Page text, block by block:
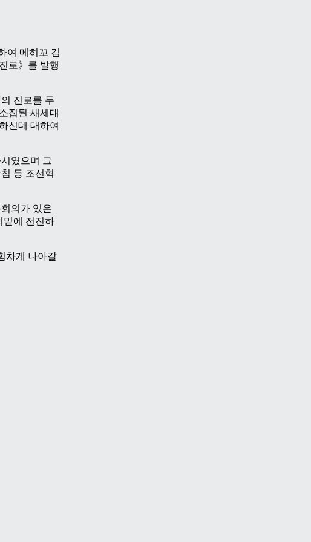
여 메히꼬 김
로》를 발행
진로를 두
집된 새세대
신데 대하여
였으며 그
등 조선혁
의가 있은
밑에 전진하
차게 나아갈